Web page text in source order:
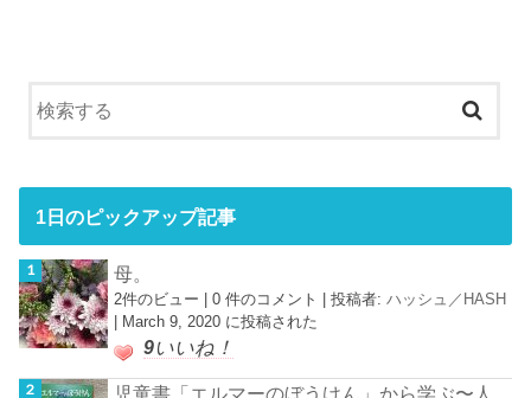
1日のピックアップ記事
母。
2件のビュー |0 件のコメント |投稿者:ハッシュ／HASH
March 9, 2020 に投稿された
9いいね！
児童書「エルマーのぼうけん」から学ぶ〜人